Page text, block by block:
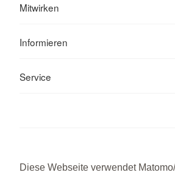
Diese Webseite verwendet
Mitwirken
Informieren
Service